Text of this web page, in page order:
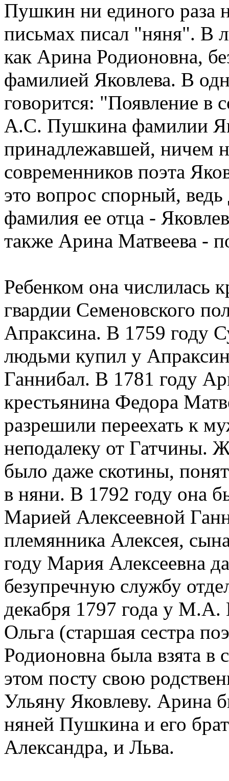
Пушкин ни единого раза
письмах писал "няня". В
как Арина Родионовна,
фамилией Яковлева. В
говорится: "Появление в
А.С. Пушкина фамилии
принадлежавшей, ничем
современников поэта
это вопрос спорный,
фамилия ее отца -
также Арина Матвеева -
Ребенком она числилась
гвардии Семеновского
Апраксина. В 1759 году
людьми купил у
Ганнибал. В 1781 году
крестьянина Федора
разрешили переехать к
неподалеку от Гатчины.
было даже скотины,
в няни. В 1792 году она
Марией Алексеевной
племянника Алексея,
году Мария Алексеевна
безупречную службу
декабря 1797 года у М.А.
Ольга (старшая сестра
Родионовна была взята
этом посту свою
Ульяну Яковлеву. Арина
няней Пушкина и его
Александра, и Льва.